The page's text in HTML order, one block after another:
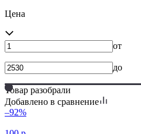
Цена
от
до
Товар разобрали
Добавлено в сравнение
–92%